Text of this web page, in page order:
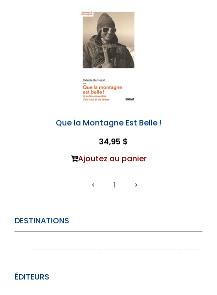
DESTINATIONS
ÉDITEURS
Que la Montagne Est Belle !
34,95 $
Ajoutez au panier
1